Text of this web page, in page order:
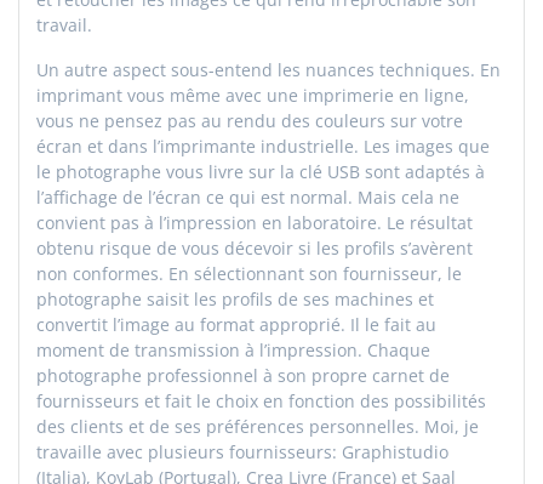
travail.
Un autre aspect sous-entend les nuances techniques. En
imprimant vous même avec une imprimerie en ligne,
vous ne pensez pas au rendu des couleurs sur votre
écran et dans l’imprimante industrielle. Les images que
le photographe vous livre sur la clé USB sont adaptés à
l’affichage de l’écran ce qui est normal. Mais cela ne
convient pas à l’impression en laboratoire. Le résultat
obtenu risque de vous décevoir si les profils s’avèrent
non conformes. En sélectionnant son fournisseur, le
photographe saisit les profils de ses machines et
convertit l’image au format approprié. Il le fait au
moment de transmission à l’impression. Chaque
photographe professionnel à son propre carnet de
fournisseurs et fait le choix en fonction des possibilités
des clients et de ses préférences personnelles. Moi, je
travaille avec plusieurs fournisseurs: Graphistudio
(Italia), KoyLab (Portugal), Crea Livre (France) et Saal